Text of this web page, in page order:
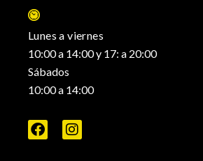
Lunes a viernes
10:00 a 14:00 y 17: a 20:00
Sábados
10:00 a 14:00